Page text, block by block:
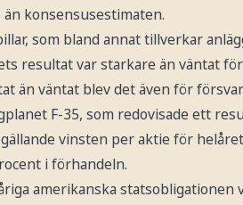
konsensusestimaten.
som bland annat tillverkar
resultat var starkare än väntat
än väntat blev det även för
F-35, som redovisade ett
vinsten per aktie för
i förhandeln.
amerikanska